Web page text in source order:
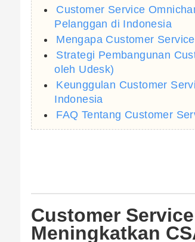
Customer Service
Pelanggan di Indonesia
Mengapa Customer
Strategi Pembangunan
oleh Udesk)
Keunggulan Customer
Indonesia
FAQ Tentang Customer
Customer
Meningkatkan